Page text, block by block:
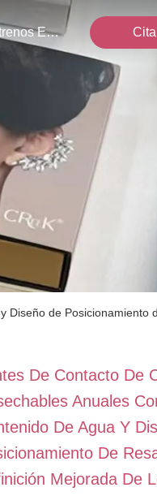
Éntrenos En Contacto Con Cita
Diseño de Posicionamiento
De Contacto De
Anuales
De Agua Y
De
Mejorada De